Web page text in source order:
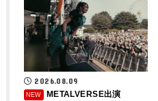
2026.08.09
METALVERSE出演